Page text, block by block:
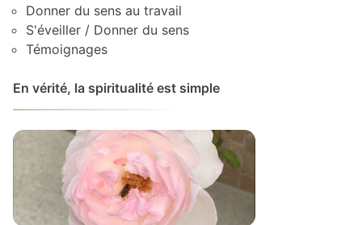
Donner du sens au travail
S'éveiller / Donner du sens
Témoignages
En vérité, la spiritualité est simple